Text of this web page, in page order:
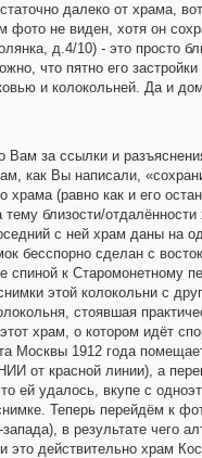
далеко от храма,
фото не виден, хотя он
д.4/10) - это просто
что пятно его застройки
и колокольней. Да и
Вам за ссылки и
как Вы написали,
храма (равно как и его
близости/
с ней храм даны на
бесспорно сделан с
спиной к Старомонетному
этой колокольни с
стоявшая
храм, о котором идёт
Москвы 1912 года
красной линии), а
ей удалось, вкупе с
Теперь перейдём к
в результате чего
это действительно храм